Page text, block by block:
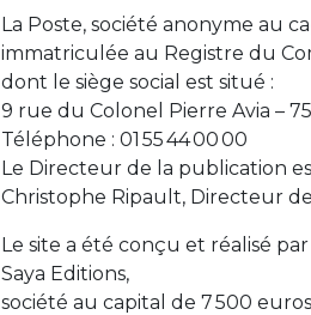
La Poste, société anonyme au
immatriculée au Registre du
dont le siège social est situé :
9 rue du Colonel Pierre Avia –
Téléphone : 01 55 44 00 00
Le Directeur de la publication
Christophe Ripault, Directeur
Le site a été conçu et réalisé par
Saya Editions,
société au capital de 7 500